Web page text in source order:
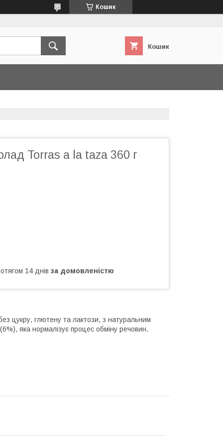
Кошик
Кошик
Torras a la taza 360 г
14 днів за домовленістю
цукру, глютену та лактози, з натуральним
(6%), яка нормалізує процес обміну речовин.